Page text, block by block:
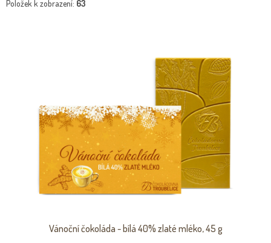
Položek k zobrazení: 63
Vánoční čokoláda - bílá 40% zlaté mléko, 45 g